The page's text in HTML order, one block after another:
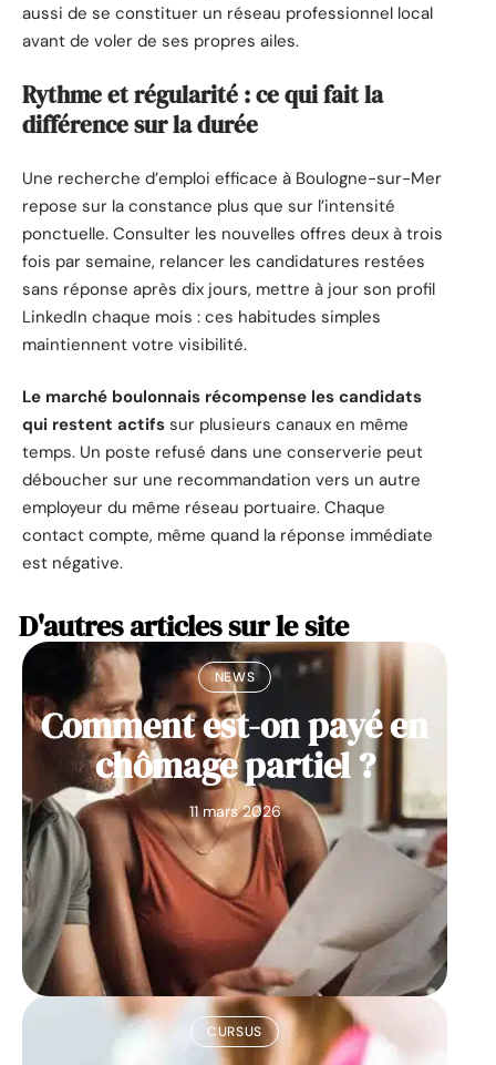
aussi de se constituer un réseau professionnel local
avant de voler de ses propres ailes.
Rythme et régularité : ce qui fait la
différence sur la durée
Une recherche d’emploi efficace à Boulogne-sur-Mer
repose sur la constance plus que sur l’intensité
ponctuelle. Consulter les nouvelles offres deux à trois
fois par semaine, relancer les candidatures restées
sans réponse après dix jours, mettre à jour son profil
LinkedIn chaque mois : ces habitudes simples
maintiennent votre visibilité.
Le marché boulonnais récompense les candidats
qui restent actifs sur plusieurs canaux en même
temps. Un poste refusé dans une conserverie peut
déboucher sur une recommandation vers un autre
employeur du même réseau portuaire. Chaque
contact compte, même quand la réponse immédiate
est négative.
D'autres articles sur le site
NEWS
Comment est-on payé en
chômage partiel ?
11 mars 2026
CURSUS